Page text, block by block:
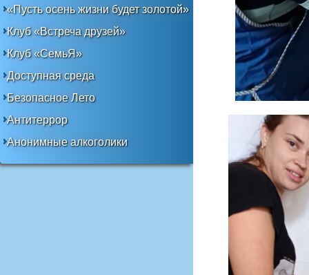
«Пусть осень жизни будет золотой»
Клуб «Встреча друзей»
Клуб «СемьЯ»
Доступная среда
Безопасное Лето
Антитеррор
Анонимные алкоголики